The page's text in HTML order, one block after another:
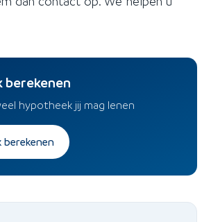
berekenen
hypotheek jij mag lenen